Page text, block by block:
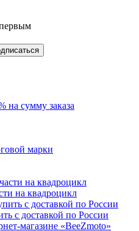
на сумму заказа
марки
на квадроцикл
с доставкой по России